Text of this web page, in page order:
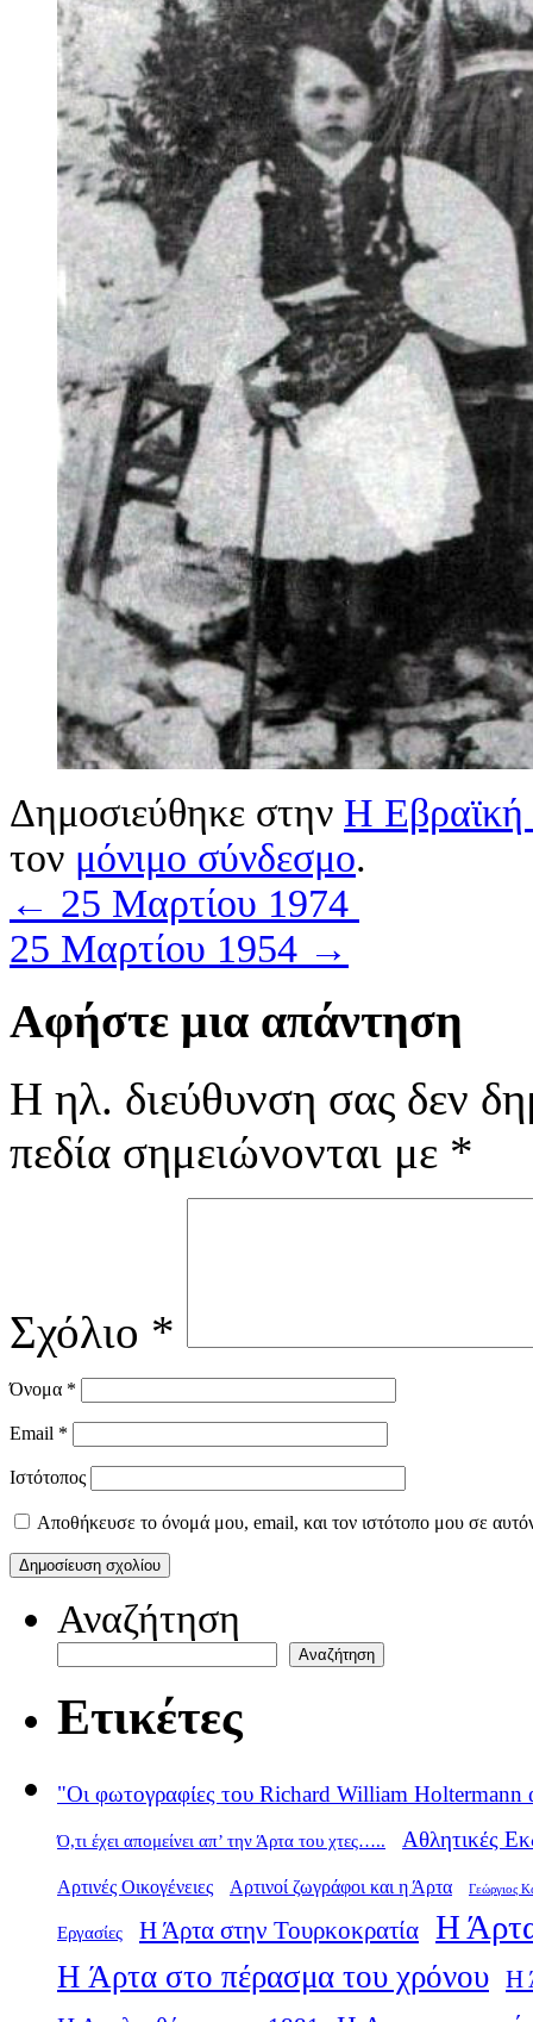
Δημοσιεύθηκε στην Η Εβραϊκή
τον μόνιμο σύνδεσμο.
← 25 Μαρτίου 1974
25 Μαρτίου 1954 →
Αφήστε μια απάντηση
Η ηλ. διεύθυνση σας δεν
πεδία σημειώνονται με *
Σχόλιο *
Όνομα *
Email *
Ιστότοπος
Αποθήκευσε το όνομά μου, email, και τον ιστότοπο μου σε
Αναζήτηση
Αναζήτηση
Ετικέτες
"Οι φωτογραφίες του Richard William Holtermann
Ό,τι έχει απομείνει απ’ την Άρτα του χτες….. Αθλητικές
Αρτινές Οικογένειες Αρτινοί ζωγράφοι και η Άρτα Γεώργιος
Εργασίες Η Άρτα στην Τουρκοκρατία Η
Η Άρτα στο πέρασμα του χρόνου Η